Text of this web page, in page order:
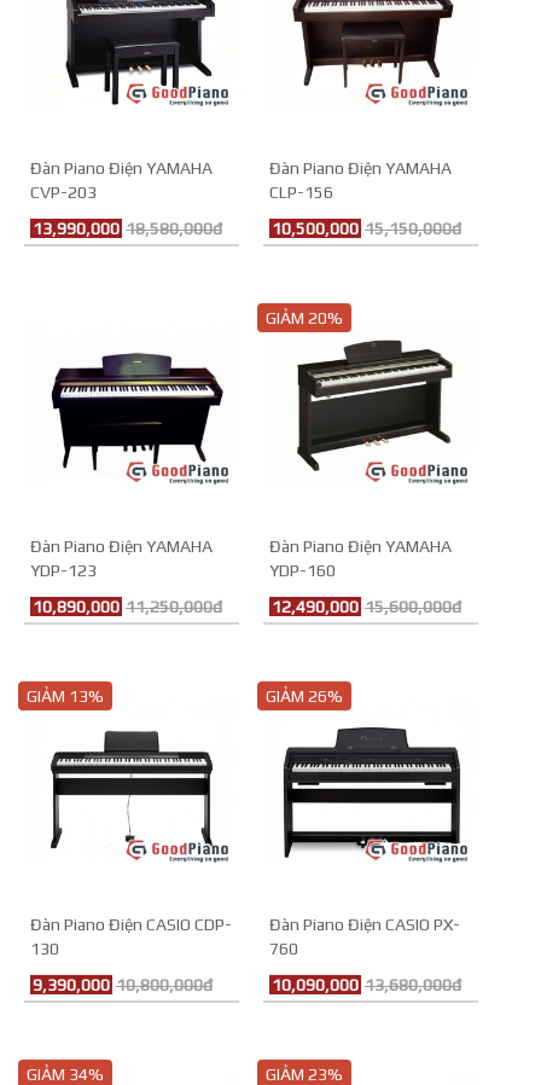
Đàn Piano Điện YAMAHA
CVP-203
13,990,000 18,580,000đ
Đàn Piano Điện YAMAHA
CLP-156
10,500,000 15,150,000đ
Đàn Piano Điện YAMAHA
YDP-123
10,890,000 11,250,000đ
GIẢM 20%
Đàn Piano Điện YAMAHA
YDP-160
12,490,000 15,600,000đ
GIẢM 13%
Đàn Piano Điện CASIO CDP-
130
9,390,000 10,800,000đ
GIẢM 26%
Đàn Piano Điện CASIO PX-
760
10,090,000 13,680,000đ
GIẢM 34% GIẢM 23%